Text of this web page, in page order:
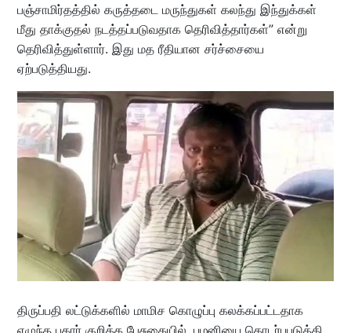
பஞ்சாமிர்தத்தில் கருத்தடை மருந்துகள் கலந்து இந்துக்கள்
மீது தாக்குதல் நடத்தப்படுவதாக தெரிவித்தார்கள்” என்று
தெரிவித்துள்ளார். இது மத ரீதியான சர்ச்சையை
ஏற்படுத்தியது.
திருப்பதி லட்டுக்களில் மாமிச கொழுப்பு கலக்கப்பட்டதாக